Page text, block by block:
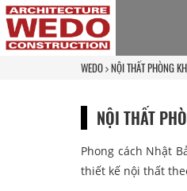
WEDO NỘI THẤT PHÒNG
NỘI THẤT
Phong cách Nhật
thiết kế nội thất